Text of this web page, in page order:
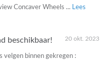
Concaver Wheels ... Lees
beschikbaar! 20 okt. 2023
velgen binnen gekregen :